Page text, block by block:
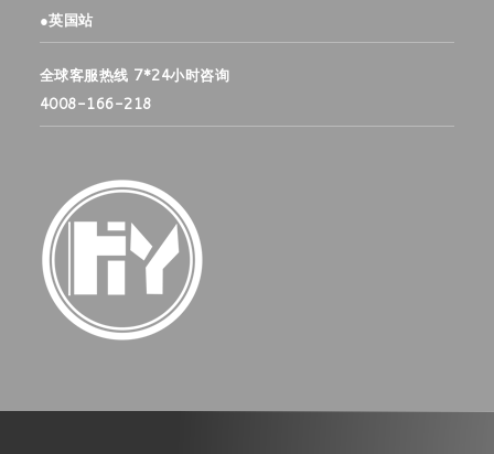
●英国站
全球客服热线 7*24小时咨询
4008-166-218